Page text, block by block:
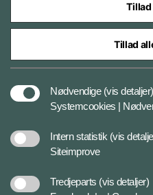
Styrelser og
Tillad
Nødvendige (vis detaljer)
Systemcookies |
Intern statistik (vis
Siteimprove
Tredjeparts (vis detaljer)